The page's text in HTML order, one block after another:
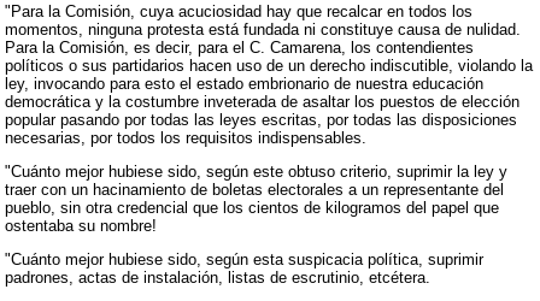
"Para la Comisión, cuya acuciosidad hay que recalcar en todos los
momentos, ninguna protesta está fundada ni constituye causa de nulidad.
Para la Comisión, es decir, para el C. Camarena, los contendientes
políticos o sus partidarios hacen uso de un derecho indiscutible, violando la
ley, invocando para esto el estado embrionario de nuestra educación
democrática y la costumbre inveterada de asaltar los puestos de elección
popular pasando por todas las leyes escritas, por todas las disposiciones
necesarias, por todos los requisitos indispensables.
"Cuánto mejor hubiese sido, según este obtuso criterio, suprimir la ley y
traer con un hacinamiento de boletas electorales a un representante del
pueblo, sin otra credencial que los cientos de kilogramos del papel que
ostentaba su nombre!
"Cuánto mejor hubiese sido, según esta suspicacia política, suprimir
padrones, actas de instalación, listas de escrutinio, etcétera.